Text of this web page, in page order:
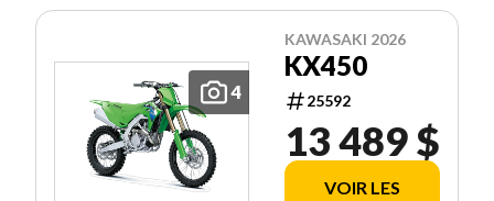
4
KAWASAKI 2026
KX450
25592
13 489 $
VOIR LES